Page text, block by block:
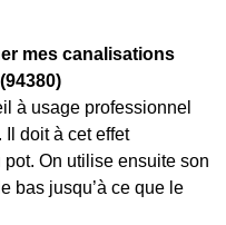
mes canalisations
à usage professionnel
doit à cet effet
On utilise ensuite son
bas jusqu’à ce que le